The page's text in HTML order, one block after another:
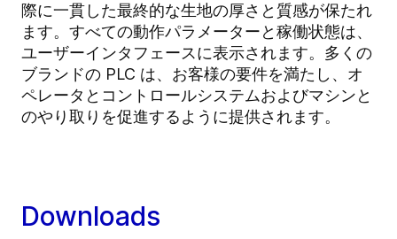
際に一貫した最終的な生地の厚さと質感が保たれ
ます。すべての動作パラメーターと稼働状態は、
ユーザーインタフェースに表示されます。多くの
ブランドの PLC は、お客様の要件を満たし、オ
ペレータとコントロールシステムおよびマシンと
のやり取りを促進するように提供されます。
Downloads